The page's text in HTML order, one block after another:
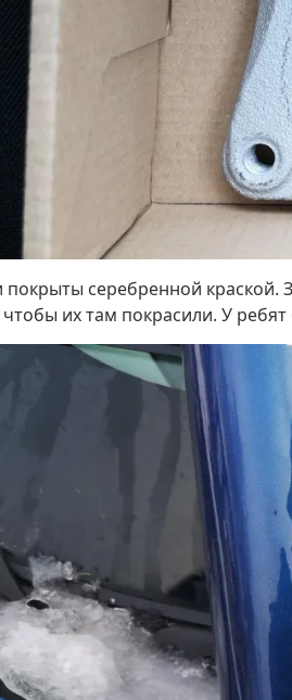
серебренной краской.
чтобы их там покрасили. У